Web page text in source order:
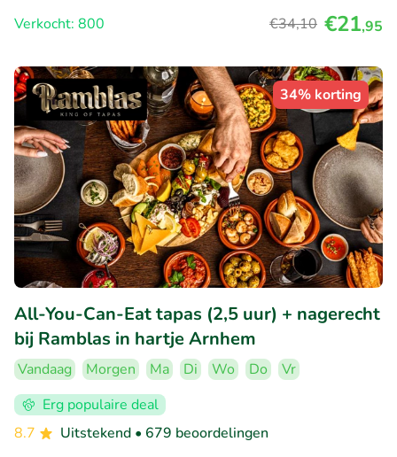
Verkocht: 800
€34,10 €21,95
34% korting
All-You-Can-Eat tapas (2,5 uur) + nagerecht
bij Ramblas in hartje Arnhem
Vandaag Morgen Ma Di Wo Do
Vr
Erg populaire deal
8.7
Uitstekend • 679 beoordelingen